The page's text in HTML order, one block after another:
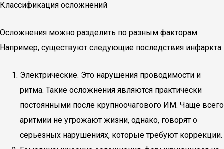
Классификация осложнений
Осложнения можно разделить по разным факторам.
Например, существуют следующие последствия инфаркта:
Электрические. Это нарушения проводимости и
ритма. Такие осложнения являются практически
постоянными после крупноочагового ИМ. Чаще всего
аритмии не угрожают жизни, однако, говорят о
серьезных нарушениях, которые требуют коррекции.